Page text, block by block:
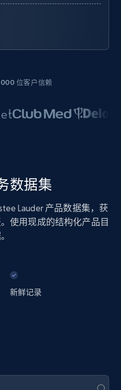
位客户信赖
数据集
Lauder 产品数据集，获
使用现成的结构化产品目
新鲜记录